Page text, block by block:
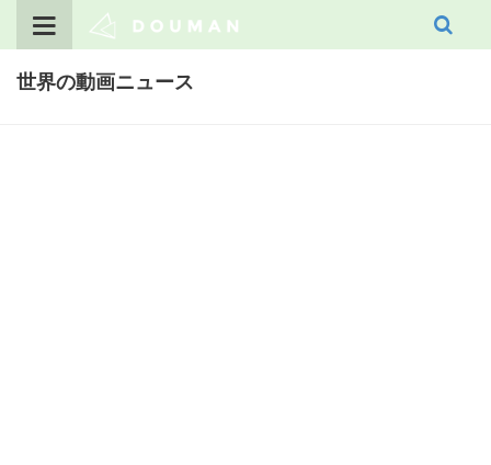
世界の動画ニュース